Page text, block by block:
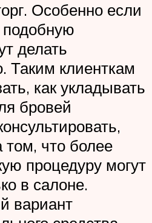
Особенно если
подобную
делать
Таким клиенткам
как укладывать
бровей
том, что более
процедуру могут
в салоне.
вариант